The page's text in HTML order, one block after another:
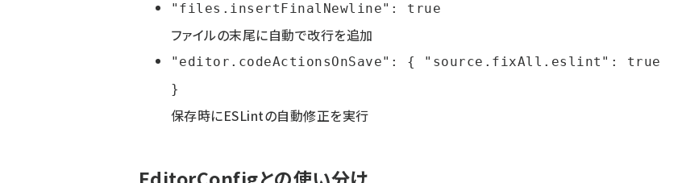
"files.insertFinalNewline": true
ファイルの末尾に自動で改行を追加
"editor.codeActionsOnSave": { "source.fixAll.eslint": true
}
保存時にESLintの自動修正を実行